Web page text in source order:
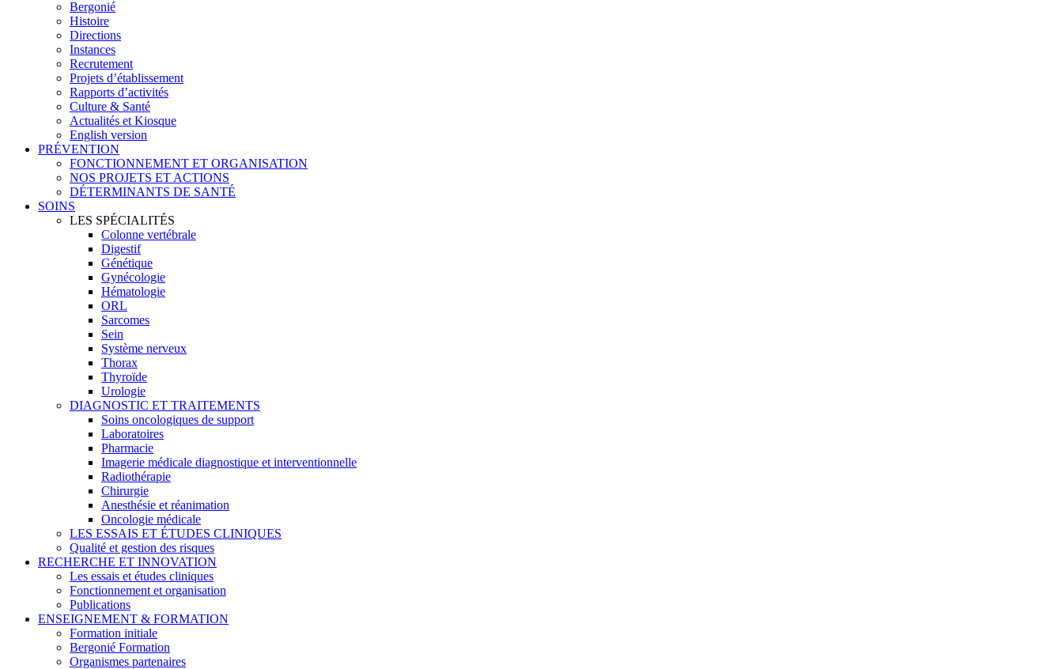
Bergonié
Histoire
Directions
Instances
Recrutement
Projets d’établissement
Rapports d’activités
Culture & Santé
Actualités et Kiosque
English version
PRÉVENTION
FONCTIONNEMENT ET ORGANISATION
NOS PROJETS ET ACTIONS
DÉTERMINANTS DE SANTÉ
SOINS
LES SPÉCIALITÉS
Colonne vertébrale
Digestif
Génétique
Gynécologie
Hématologie
ORL
Sarcomes
Sein
Système nerveux
Thorax
Thyroïde
Urologie
DIAGNOSTIC ET TRAITEMENTS
Soins oncologiques de support
Laboratoires
Pharmacie
Imagerie médicale diagnostique et interventionnelle
Radiothérapie
Chirurgie
Anesthésie et réanimation
Oncologie médicale
LES ESSAIS ET ÉTUDES CLINIQUES
Qualité et gestion des risques
RECHERCHE ET INNOVATION
Les essais et études cliniques
Fonctionnement et organisation
Publications
ENSEIGNEMENT & FORMATION
Formation initiale
Bergonié Formation
Organismes partenaires